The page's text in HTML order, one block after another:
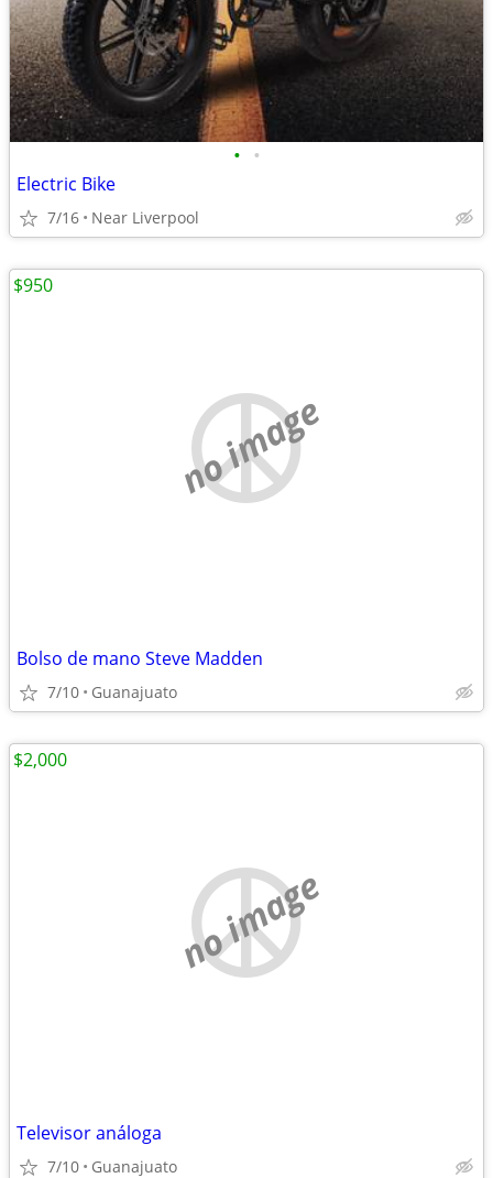
• •
Electric Bike
7/16 Near Liverpool
no image
Bolso de mano Steve Madden
7/10 Guanajuato
$950
no image
Televisor análoga
7/10 Guanajuato
$2,000